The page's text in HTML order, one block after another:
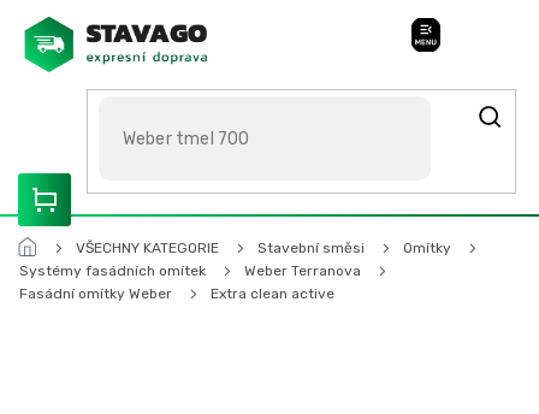
obsah
ROZVÁŽÍME OLOMOUCKO, SVITAVSKO, ŠUMPERSKO, BRNO,
PARDUBICE, HRADEC KRÁLOVÉ
VŠECHNY KATEGORIE Stavební směsi
Omítky
Systémy fasádních omítek
Weber Terranova
Fasádní omítky Weber
Extra clean active
Stavago Podpora